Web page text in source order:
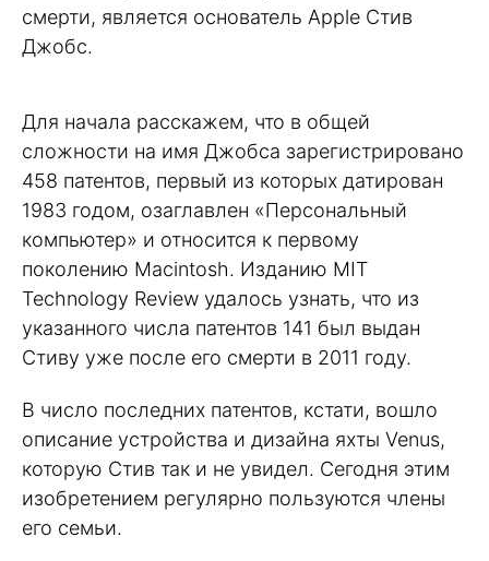
смерти, является основатель Apple Стив
Джобс.
Для начала расскажем, что в общей
сложности на имя Джобса зарегистрировано
458 патентов, первый из которых датирован
1983 годом, озаглавлен «Персональный
компьютер» и относится к первому
поколению Macintosh. Изданию MIT
Technology Review удалось узнать, что из
указанного числа патентов 141 был выдан
Стиву уже после его смерти в 2011 году.
В число последних патентов, кстати, вошло
описание устройства и дизайна яхты Venus,
которую Стив так и не увидел. Сегодня этим
изобретением регулярно пользуются члены
его семьи.